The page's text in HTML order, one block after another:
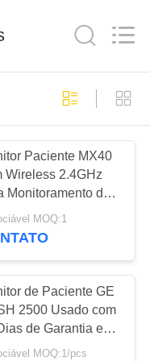
293
54
Paciente MX40
Wireless 2.4GHz
Monitoramento de
e SpO2 em Design
Vestível
MOQ:1
de Paciente GE
2500 Usado com
de Garantia e
DASH 2500
MOQ:1/pcs